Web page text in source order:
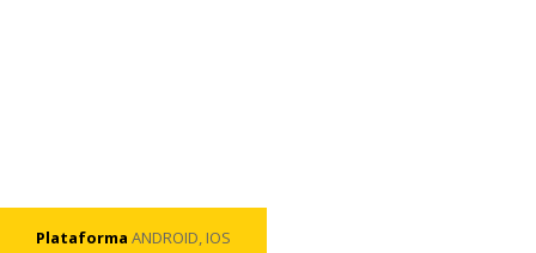
Plataforma ANDROID, IOS